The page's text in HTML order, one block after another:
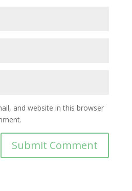
and website in this browser